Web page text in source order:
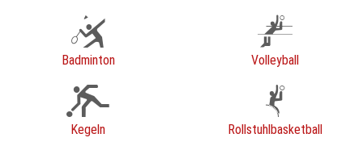
Badminton Volleyball
Kegeln Rollstuhlbasketball